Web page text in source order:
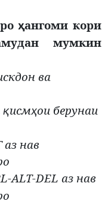
ҳангоми кори
мумкин
ва
қисмҳои берунаи
аз нав
ALT-DEL аз нав